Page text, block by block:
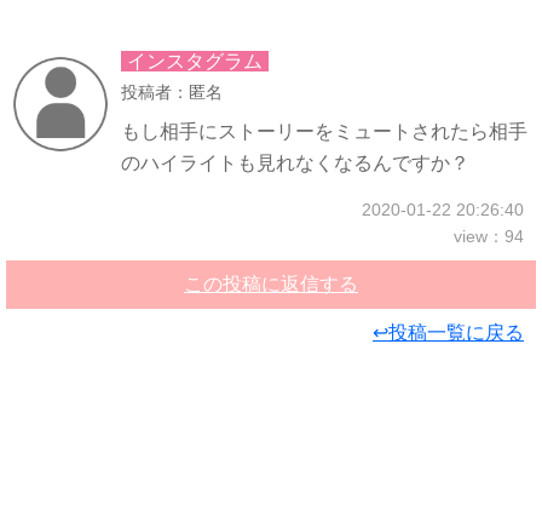
インスタグラム
投稿者：匿名
もし相手にストーリーをミュートされたら相手
のハイライトも見れなくなるんですか？
2020-01-22 20:26:40
view：94
この投稿に返信する
↩投稿一覧に戻る